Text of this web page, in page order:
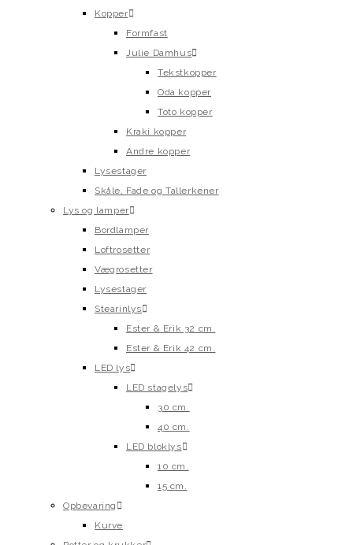
Kopper
Formfast
Julie Damhus
Tekstkopper
Oda kopper
Toto kopper
Kraki kopper
Andre kopper
Lysestager
Skåle, Fade og Tallerkener
Lys og lamper
Bordlamper
Loftrosetter
Vægrosetter
Lysestager
Stearinlys
Ester & Erik 32 cm.
Ester & Erik 42 cm.
LED lys
LED stagelys
30 cm.
40 cm.
LED bloklys
10 cm.
15 cm.
Opbevaring
Kurve